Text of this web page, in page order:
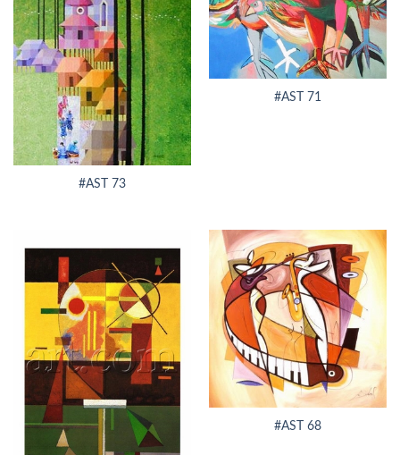
#AST 73
#AST 71
#AST 68